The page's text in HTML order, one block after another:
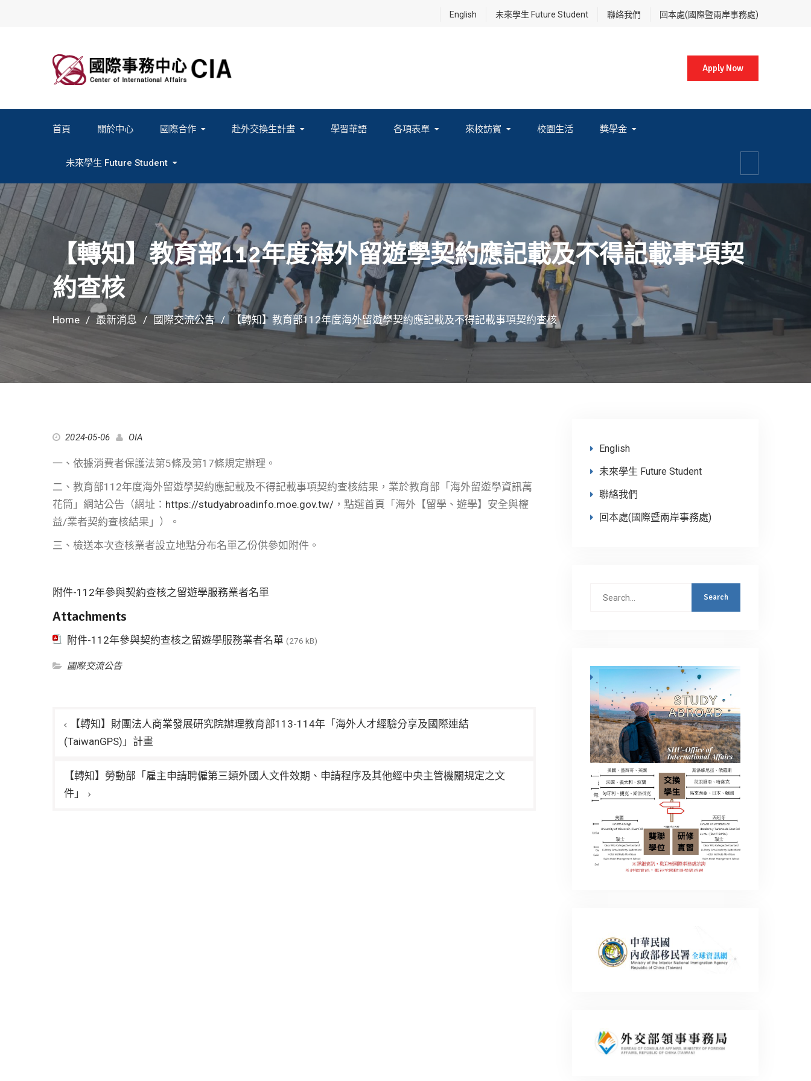
English 未來學生 Future Student 聯絡我們 回本處(國際暨兩岸事務處)
Apply Now
首頁 關於中心 國際合作 赴外交換生計畫 學習華語 各項表單 來校訪賓 校園生活 獎學金
未來學生 Future Student
【轉知】教育部112年度海外留遊學契約應記載及不得記載事項契
約查核
Home 最新消息 國際交流公告 【轉知】教育部112年度海外留遊學契約應記載及不得記載事項契約查核
2024-05-06 OIA
一、依據消費者保護法第5條及第17條規定辦理。
二、教育部112年度海外留遊學契約應記載及不得記載事項契約查核結果，業於教育部「海外留遊學資訊萬
花筒」網站公告（網址： https://studyabroadinfo.moe.gov.tw/ ，點選首頁「海外【留學、遊學】安全與權
益/業者契約查核結果」）。
三、檢送本次查核業者設立地點分布名單乙份供參如附件。
附件-112年參與契約查核之留遊學服務業者名單
Attachments
附件-112年參與契約查核之留遊學服務業者名單 (276 kB)
國際交流公告
章
覽
【轉知】財團法人商業發展研究院辦理教育部113-114年「海外人才經驗分享及國際連結
(TaiwanGPS)」計畫
【轉知】勞動部「雇主申請聘僱第三類外國人文件效期、申請程序及其他經中央主管機關規定之文
件」
English
未來學生 Future Student
聯絡我們
回本處(國際暨兩岸事務處)
Search